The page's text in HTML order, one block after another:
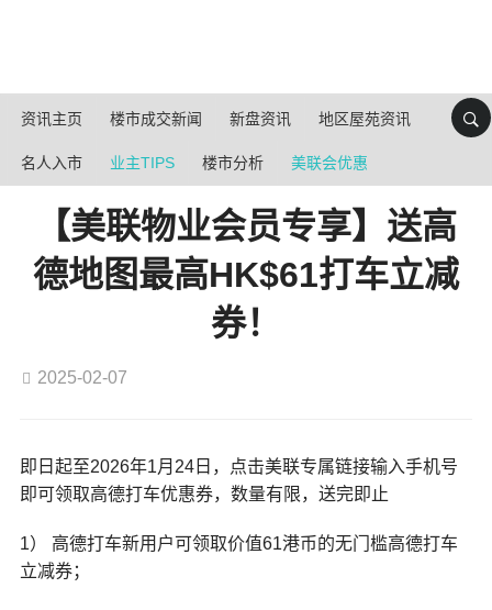
资讯主页 楼市成交新闻 新盘资讯 地区屋苑资讯
名人入市 业主TIPS 楼市分析 美联会优惠
【美联物业会员专享】送高
德地图最高HK$61打车立减
券！
2025-02-07
即日起至2026年1月24日，点击美联专属链接输入手机号
即可领取高德打车优惠券，数量有限，送完即止
1） 高德打车新用户可领取价值61港币的无门槛高德打车
立减券；